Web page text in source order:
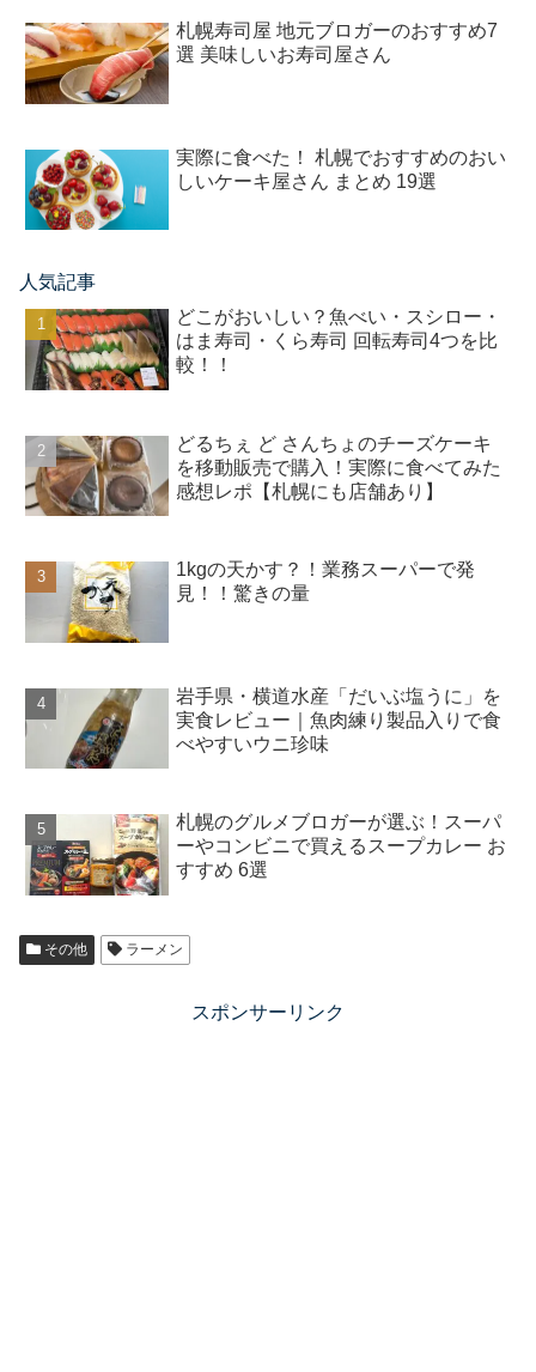
札幌寿司屋 地元ブロガーのおすすめ7
選 美味しいお寿司屋さん
実際に食べた！ 札幌でおすすめのおい
しいケーキ屋さん まとめ 19選
人気記事
どこがおいしい？魚べい・スシロー・
はま寿司・くら寿司 回転寿司4つを比
較！！
どるちぇ ど さんちょのチーズケーキ
を移動販売で購入！実際に食べてみた
感想レポ【札幌にも店舗あり】
1kgの天かす？！業務スーパーで発
見！！驚きの量
岩手県・横道水産「だいぶ塩うに」を
実食レビュー｜魚肉練り製品入りで食
べやすいウニ珍味
札幌のグルメブロガーが選ぶ！スーパ
ーやコンビニで買えるスープカレー お
すすめ 6選
その他 ラーメン
スポンサーリンク